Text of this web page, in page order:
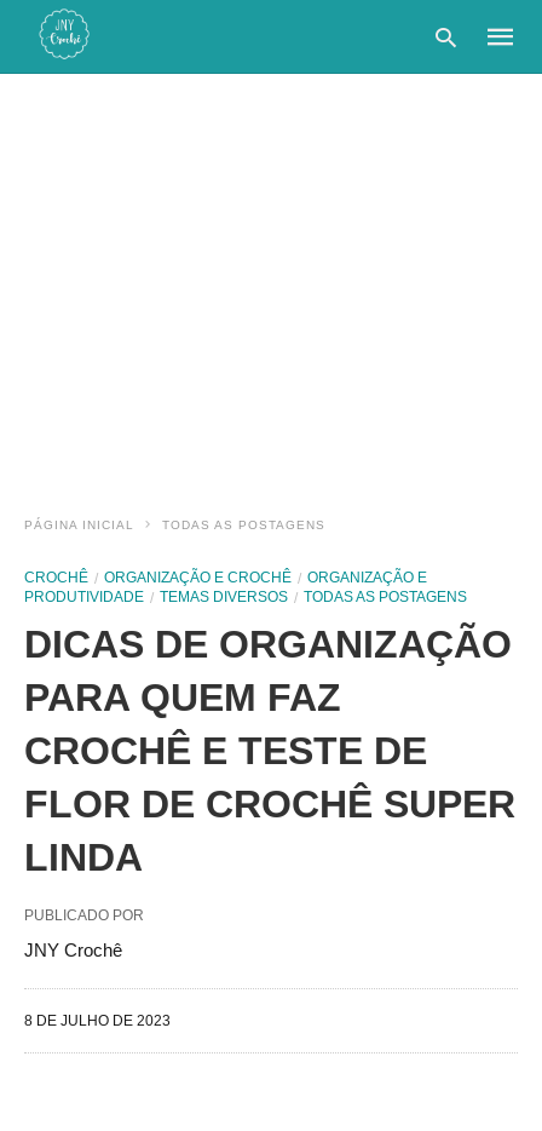
PÁGINA INICIAL TODAS AS POSTAGENS
CROCHÊ ORGANIZAÇÃO E CROCHÊ
ORGANIZAÇÃO E
PRODUTIVIDADE
TEMAS DIVERSOS TODAS AS POSTAGENS
DICAS DE ORGANIZAÇÃO
PARA QUEM FAZ
CROCHÊ E TESTE DE
FLOR DE CROCHÊ SUPER
LINDA
PUBLICADO POR
JNY Crochê
8 DE JULHO DE 2023